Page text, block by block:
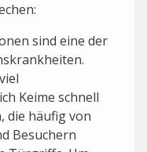
sind eine der
Keime schnell
die häufig von
Besuchern